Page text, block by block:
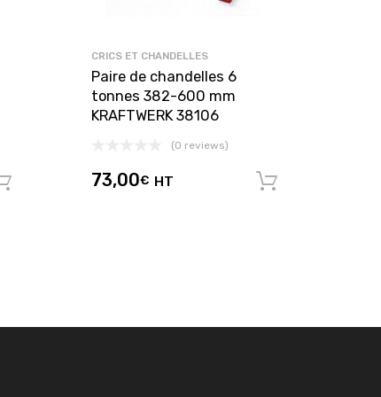
Ajouter au panier
CRICS ET CHANDELLES
Paire de chandelles 6
tonnes 382-600 mm
KRAFTWERK 38106
(0 reviews)
73,00€ HT